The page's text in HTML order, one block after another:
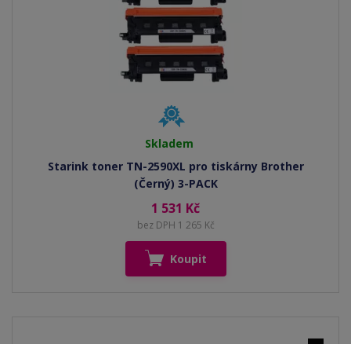
Skladem
Starink toner TN-2590XL pro tiskárny Brother
(Černý) 3-PACK
1 531 Kč
bez DPH 1 265 Kč
Koupit